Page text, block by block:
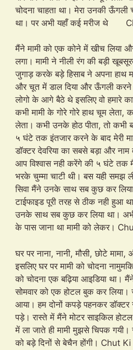
चोदना चाहता था। मेरा उनकी ऊँगली
था। पर अभी यहाँ कई मरीज थे
मैंने मामी को एक कोने में खीच लिया
लगा। मामी ने नीली रंग की बड़ी
जुगाड़ करके बड़े हिसाब ने अपना हाथ
और चूत में डाल दिया और ऊँगली करने
लोगो के आगे बैठे थे इसलिए वो हमारे
कभी मामी के गोरे गोरे हाथ चूम लेता,
लेता। कभी उनके होठ पीता, तो कभी
५ घंटे तक इंतजार करने के बाद मेरी
डॉक्टर देवरिया का सबसे बड़ा और नाम
आप विश्वास नही करेंगे की ५ घंटे तक
भरके चुम्मा चाटी थी। बस यही समझ
सिवा मैंने उनके साथ सब कुछ कर लिया
टाईफाइड पूरी तरह से ठीक नही हुआ
उनके साथ सब कुछ कर लिया था।
के पास जाना था मामी को लेकर।
घर पर नाना, नानी, मौसी, छोटे
इसलिए घर पर मामी को चोदना
को चोदना एक बढ़िया आइडिया था।
सोमवार को एक होटल बुक कर लिया।
आया। हम दोनों कपड़े पहनकर
पड़े। रास्ते में मैंने मोटर साइकिल
में ला जाते ही मामी मुझसे चिपक गयी।
को बड़े दिनों से बेचैन होंगी। Chut